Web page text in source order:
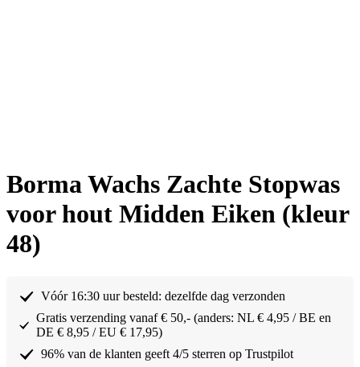
Borma Wachs Zachte Stopwas
voor hout Midden Eiken (kleur
48)
Vóór 16:30 uur besteld: dezelfde dag verzonden
Gratis verzending vanaf € 50,- (anders: NL € 4,95 / BE en
DE € 8,95 / EU € 17,95)
96% van de klanten geeft 4/5 sterren op Trustpilot